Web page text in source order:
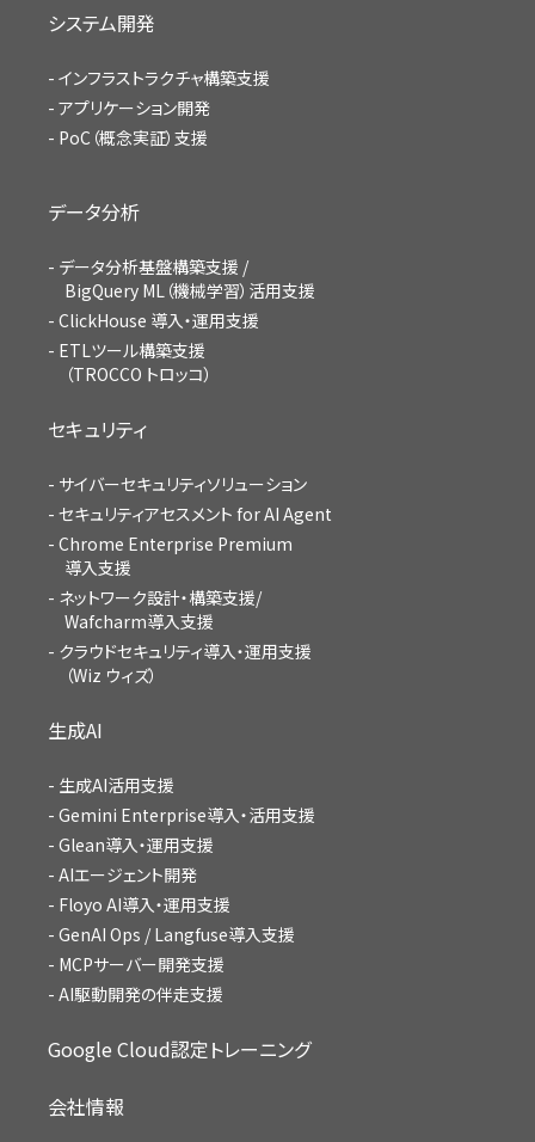
システム開発
インフラストラクチャ構築支援
アプリケーション開発
PoC（概念実証）支援
データ分析
データ分析基盤構築支援 /
BigQuery ML（機械学習）活用支援
ClickHouse 導入・運用支援
ETLツール構築支援
（TROCCO トロッコ）
セキュリティ
サイバーセキュリティソリューション
セキュリティアセスメント for AI Agent
Chrome Enterprise Premium
導入支援
ネットワーク設計・構築支援/
Wafcharm導入支援
クラウドセキュリティ導入・運用支援
（Wiz ウィズ）
生成AI
生成AI活用支援
Gemini Enterprise導入・活用支援
Glean導入・運用支援
AIエージェント開発
Floyo AI導入・運用支援
GenAI Ops / Langfuse導入支援
MCPサーバー開発支援
AI駆動開発の伴走支援
Google Cloud認定トレーニング
会社情報